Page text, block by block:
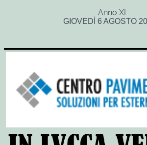
Anno XI
GIOVEDÌ 6 AGOSTO